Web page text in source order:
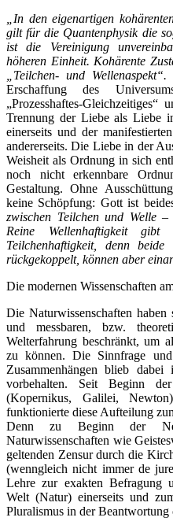
„In den eigenartigen
gilt für die Quantenphysik die
ist die Vereinigung
höheren Einheit. Kohärente
„Teilchen- und Wellenaspekt“.
Erschaffung des
„Prozesshaftes-
Trennung der Liebe als Liebe
einerseits und der
andererseits. Die Liebe in der
Weisheit als Ordnung in sich
noch nicht erkennbare
Gestaltung. Ohne
keine Schöpfung: Gott ist
zwischen Teilchen und Welle
Reine Wellenhaftigkeit
Teilchenhaftigkeit, denn
rückgekoppelt, können aber
Die modernen Wissenschaften
Die Naturwissenschaften
und messbaren, bzw.
Welterfahrung beschränkt, um
zu können. Die Sinnfrage
Zusammenhängen blieb dabei
vorbehalten. Seit Beginn der
(Kopernikus, Galilei,
funktionierte diese Aufteilung
Denn zu Beginn der
Naturwissenschaften wie
geltenden Zensur durch die
(wenngleich nicht immer de
Lehre zur exakten Befragung
Welt (Natur) einerseits und
Pluralismus in der Beantwortung